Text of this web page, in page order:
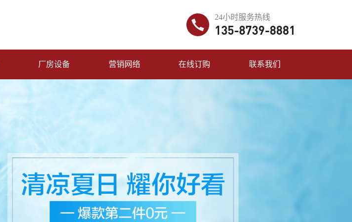
24小时服务热线
135-8739-8881
厂房设备 营销网络 在线订购 联系我们